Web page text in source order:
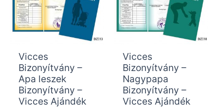
Vicces
Bizonyítvány –
Apa leszek
Bizonyítvány –
Vicces Ajándék
Vicces
Bizonyítvány –
Nagypapa
Bizonyítvány –
Vicces Ajándék